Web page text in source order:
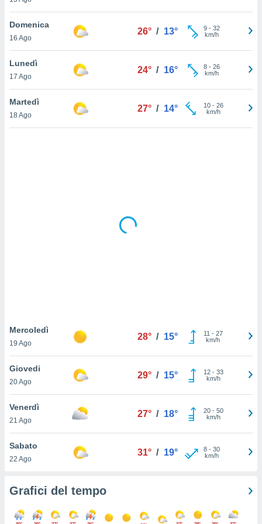
cookie
in
a piè
ti
installati
per
nel
o
Domenica
16 Ago
26° / 13° 9- 32
km/h
Lunedì
17 Ago
24° / 16° 8- 26
km/h
Martedì
18 Ago
27° / 14° 10- 26
km/h
Mercoledì
19 Ago
28° / 15° 11 - 27
km/h
Giovedi
20 Ago
29° / 15° 12- 33
km/h
Venerdì
21 Ago
27° / 18° 20- 50
km/h
Sabato
22 Ago
31° / 19° 8- 30
km/h
Grafici del tempo